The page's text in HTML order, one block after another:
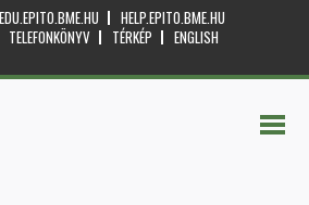
EDU.EPITO.BME.HU
HELP.EPITO.BME.HU
TELEFONKÖNYV TÉRKÉP
ENGLISH